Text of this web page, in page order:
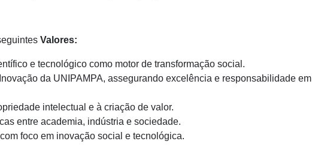
Valores:
e tecnológico como motor de transformação social.
da UNIPAMPA, assegurando excelência e responsabilidade em
intelectual e à criação de valor.
entre academia, indústria e sociedade.
foco em inovação social e tecnológica.